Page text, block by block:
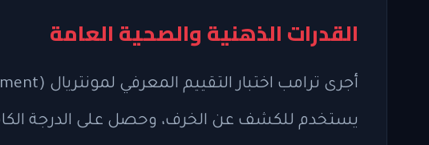
القدرات الذهنية والصحية العامة